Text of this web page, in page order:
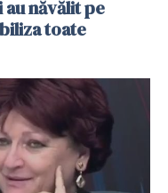
năvălit pe
toate